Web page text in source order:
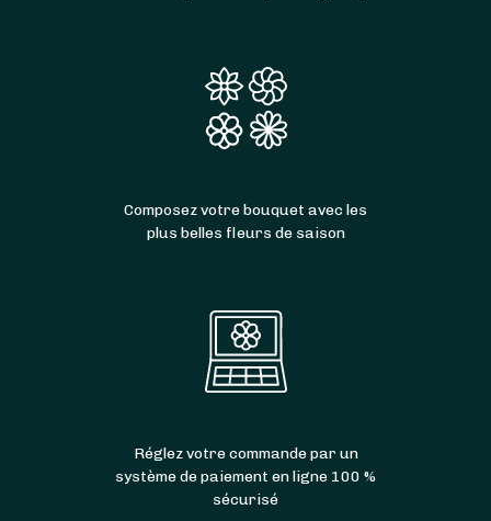
Composez votre bouquet avec les
plus belles fleurs de saison
Réglez votre commande par un
système de paiement en ligne 100 %
sécurisé